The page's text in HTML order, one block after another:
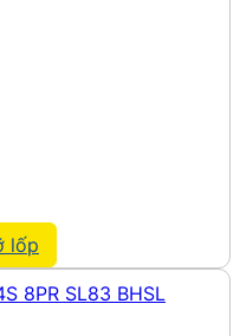
lốp